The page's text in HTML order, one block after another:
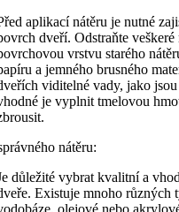
aplikací nátěru je nutné
dveří. Odstraňte veškeré
vrstvu starého
a jemného brusného
viditelné vady, jako
je vyplnit tmelovou
nátěru:
důležité vybrat kvalitní a
Existuje mnoho různých
olejové nebo